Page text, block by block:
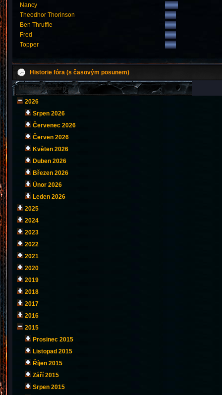
Nancy
Theodhor Thorinson
Ben Thruffle
Fred
Topper
Historie fóra (s časovým posunem)
Měsíční souhrn
2026
Srpen 2026
Červenec 2026
Červen 2026
Květen 2026
Duben 2026
Březen 2026
Únor 2026
Leden 2026
2025
2024
2023
2022
2021
2020
2019
2018
2017
2016
2015
Prosinec 2015
Listopad 2015
Říjen 2015
Září 2015
Srpen 2015